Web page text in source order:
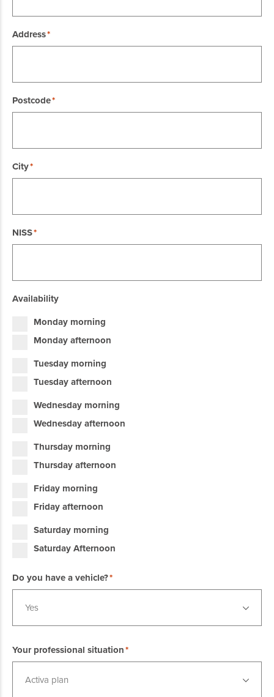
Address
Postcode
City
NISS
Availability
Monday morning
Monday afternoon
Tuesday morning
Tuesday afternoon
Wednesday morning
Wednesday afternoon
Thursday morning
Thursday afternoon
Friday morning
Friday afternoon
Saturday morning
Saturday Afternoon
Do you have a vehicle?
Yes
Your professional situation
Activa plan